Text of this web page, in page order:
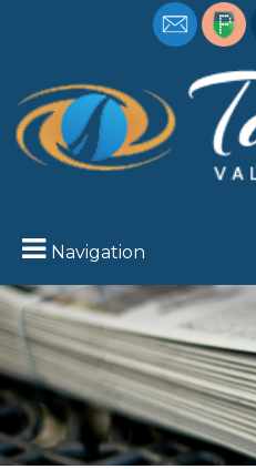
Navigation